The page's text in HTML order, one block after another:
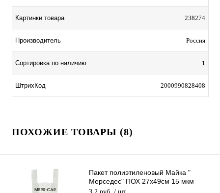
Картинки товара 238274
Производитель Россия
Сортировка по наличию 1
ШтрихКод 2000990828408
ПОХОЖИЕ ТОВАРЫ (8)
Пакет полиэтиленовый Майка "
Мерседес" ПОХ 27х49см 15 мкм
(10гр) /100шт/1000 шт*меш